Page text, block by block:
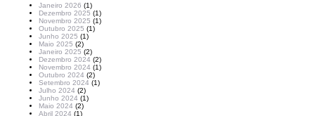
Janeiro 2026 (1)
Dezembro 2025 (1)
Novembro 2025 (1)
Outubro 2025 (1)
Junho 2025 (1)
Maio 2025 (2)
Janeiro 2025 (2)
Dezembro 2024 (2)
Novembro 2024 (1)
Outubro 2024 (2)
Setembro 2024 (1)
Julho 2024 (2)
Junho 2024 (1)
Maio 2024 (2)
Abril 2024 (1)